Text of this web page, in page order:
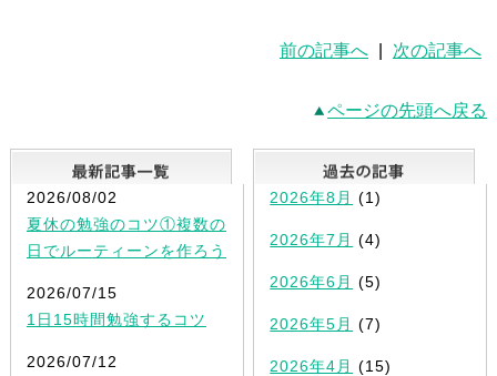
前の記事へ 次の記事へ
ページの先頭へ戻る
最新記事一覧
2026/08/02
夏休の勉強のコツ①複数の
日でルーティーンを作ろう
2026/07/15
1日15時間勉強するコツ
2026/07/12
2026年8月 (1)
2026年7月 (4)
2026年6月 (5)
2026年5月 (7)
2026年4月 (15)